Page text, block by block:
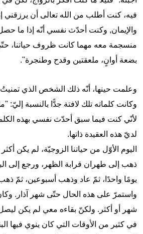
فيه، كنت أطلب من الله تعالى أن يرزقني
والإيمان, وكنت أحدّث نفسي أنّه إذا ما
منسجمة معه مهما كانت ظروف حياتنا،
بضعة أوانٍ، ملعقتين وقدح وطنجرة".
وعلمت حينها، أنّه ذلك الشخص الذي
وكانت كلماته تلك لافتة جدًّا بالنسبة إليّ:
لأنّي كنت فيما سبق أحدّث نفسي بهذه
لديّ هذه العقيدة ذاتها.
اليوم الأوّل من حياتنا الزوجيّة، لم يكن
ذهب إلى طهران قرابة الظهر، ورجع إلى
يومًا واحدًا، ثمّ عاد وذهب أسبوعين، ثمّ ذهب
واستمرّ على هذه الحال حتّى شهر آذار. وكان
شهر أو أكثر. ولكنّ بقاءه معي لم يكن
في كثير من الأوقات التي كان ينوي فيها